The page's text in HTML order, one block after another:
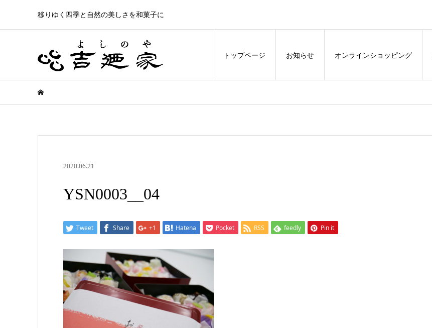
移りゆく四季と自然の美しさを和菓子に
トップページ お知らせ オンラインショッピング
2020.06.21
YSN0003__04
Tweet Share +1 Hatena Pocket RSS feedly Pin it